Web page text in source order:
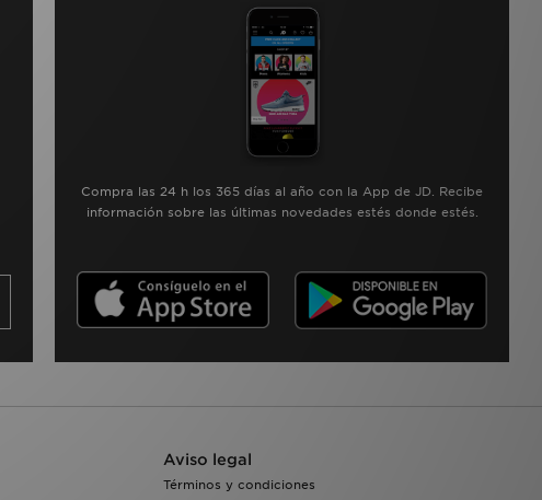
Compra las 24 h los 365 días al año con la App de JD. Recibe
información sobre las últimas novedades estés donde estés.
Aviso legal
Términos y condiciones